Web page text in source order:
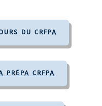
DU CRFPA
PRÉPA CRFPA